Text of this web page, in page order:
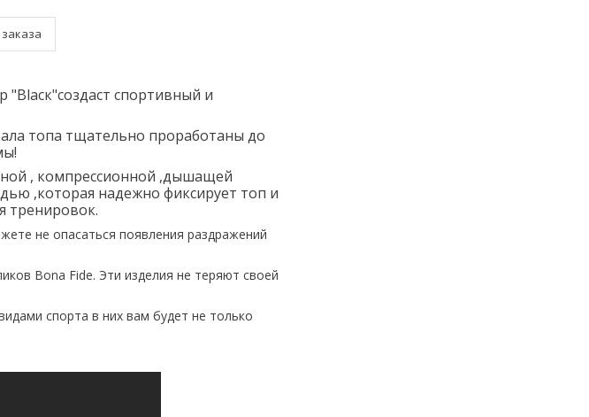
"Blacк"cоздаст спортивный и
топа тщательно проработаны до
, компрессионной ,дышащей
,которая надежно фиксирует топ и
тренировок.
не опасаться появления раздражений
Bona Fide. Эти изделия не теряют своей
спорта в них вам будет не только